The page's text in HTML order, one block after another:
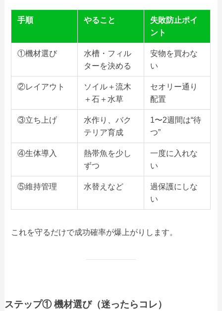
手順 やること
失敗防止ポイ
ント
①機材選び
水槽・フィル
ターを決める
安物を買わな
い
②レイアウト
ソイル＋流木
＋石＋水草
セオリー通り
配置
③立ち上げ
水作り、バク
テリア育成
1〜2週間は“待
つ”
④生体導入
熱帯魚を少し
ずつ
一度に入れな
い
⑤維持管理 水替えなど
過保護にしな
い
これを守るだけで成功確率が爆上がりします。
ステップ① 機材選び（迷ったらコレ）